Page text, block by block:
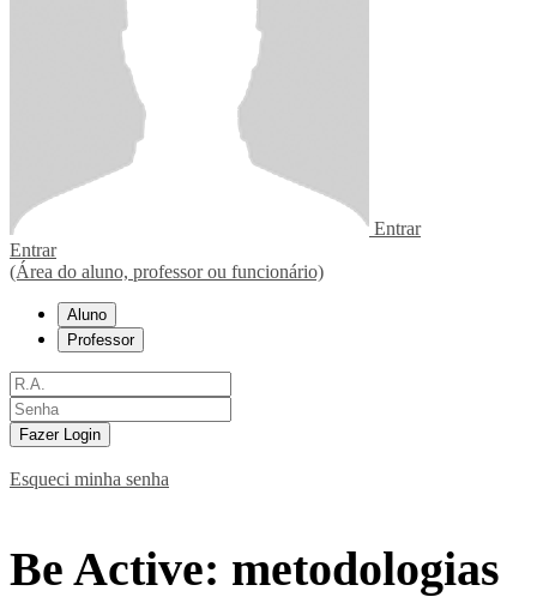
Entrar
Entrar
(Área do aluno, professor ou funcionário)
Aluno
Professor
Fazer Login
Esqueci minha senha
Be Active: metodologias